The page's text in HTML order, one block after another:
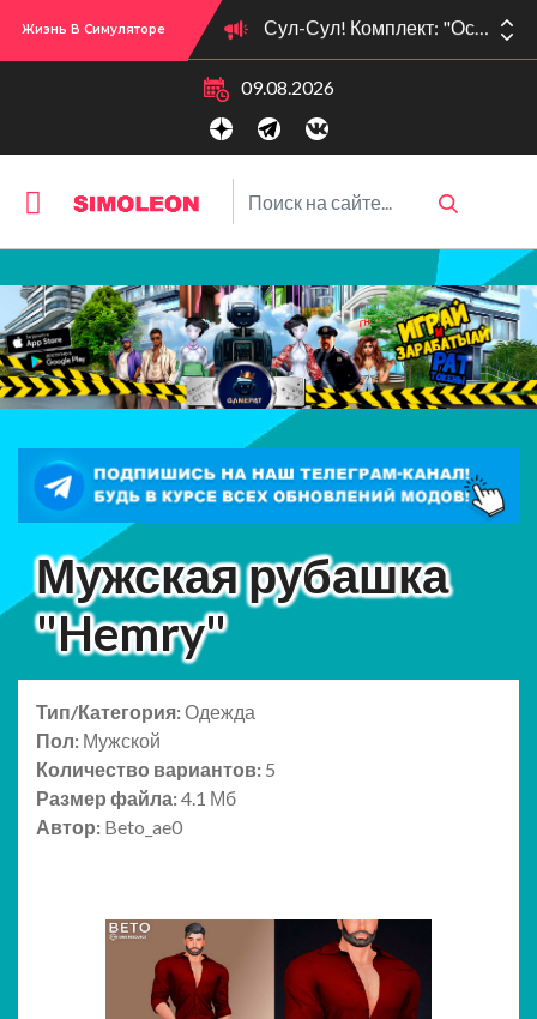
Жизнь В Симуляторе
Сул-Сул! Вышло новое обновлении версии игры: 1.119.96.1030 (ПК)! 1.119.96.1230 (Mac)! 2.22 (ИП)!
09.08.2026
Мужская рубашка
"Hemry"
Тип/Категория:Одежда
Пол: Мужской
Количество вариантов: 5
Размер файла:4.1 Мб
Автор: Beto_ae0